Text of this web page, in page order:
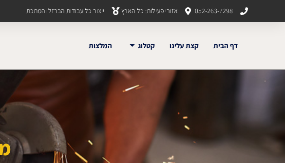
052-263-7298 אזורי פעילות: כל הארץ ייצור כל עבודות הברזל והמתכת
דף הבית קצת עלינו קטלוג המלצות